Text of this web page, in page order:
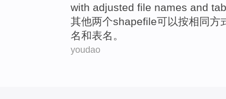
with adjusted file names and
其他两个shapefile可以按相同方
名和表名 。
youdao